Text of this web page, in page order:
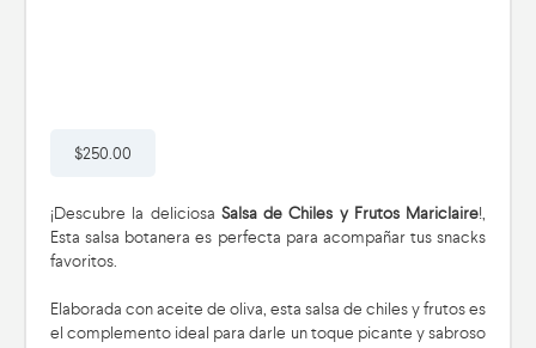
$250.00
¡Descubre la deliciosa Salsa de Chiles y Frutos Mariclaire!,
Esta salsa botanera es perfecta para acompañar tus snacks
favoritos.
Elaborada con aceite de oliva, esta salsa de chiles y frutos es
el complemento ideal para darle un toque picante y sabroso